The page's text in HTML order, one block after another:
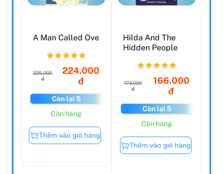
A Man Called Ove
225.000
đ
224.000
đ
Còn lại 5
Còn hàng
Thêm vào giỏ hàng
Hilda And The
Hidden People
173.000
đ
166.000
đ
Còn lại 5
Còn hàng
Thêm vào giỏ hàng